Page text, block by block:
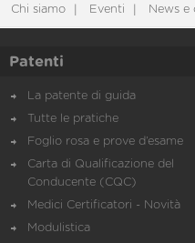
Chi siamo Eventi News e
Patenti
La patente di guida
Tutte le pratiche
Foglio rosa e prove d’esame
Carta di Qualificazione del
Conducente (CQC)
Medici Certificatori - Novità
Modulistica